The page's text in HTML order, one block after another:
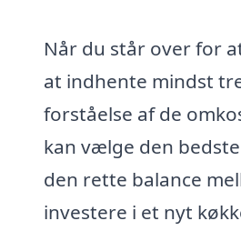
Når du står over for
at indhente mindst
forståelse af de
kan vælge den
den rette balance
investere i et nyt